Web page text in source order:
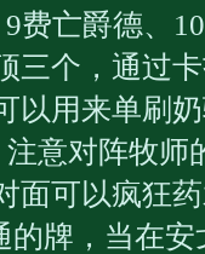
费亡爵德、
三个，通过
以用来单刷
意对阵牧师
面可以疯狂
的牌，当在